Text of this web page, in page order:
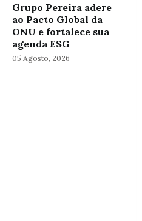
Grupo Pereira adere
ao Pacto Global da
ONU e fortalece sua
agenda ESG
05 Agosto, 2026